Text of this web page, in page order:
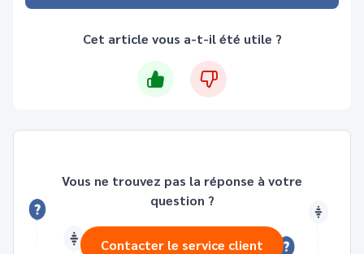
Cet article vous a-t-il été utile ?
Vous ne trouvez pas la réponse à votre
question ?
Contacter le service client